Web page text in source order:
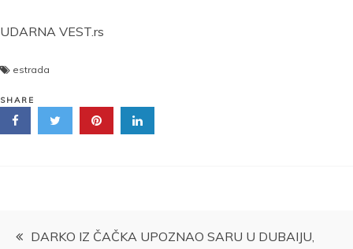
UDARNA VEST.rs
estrada
SHARE
Kretanje
DARKO IZ ČAČKA UPOZNAO SARU U DUBAIJU,